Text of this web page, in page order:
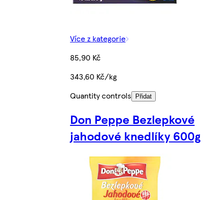
Více z kategorie
85,90 Kč
343,60 Kč/kg
Quantity controls
Přidat
Don Peppe Bezlepkové
jahodové knedlíky 600g